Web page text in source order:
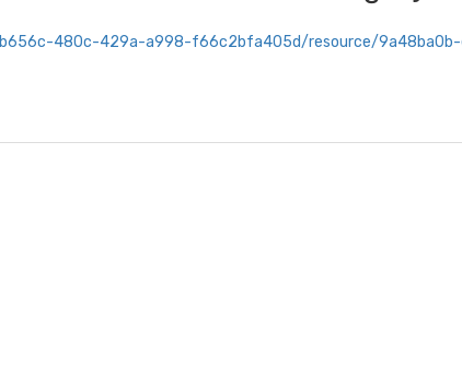
480c-429a-a998-f66c2bfa405d/resource/